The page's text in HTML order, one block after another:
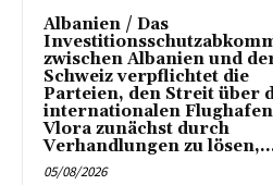
Albanien / Das
zwischen Albanien und
Schweiz verpflichtet die
Parteien, den Streit über
internationalen Flughafen
Vlora zunächst durch
Verhandlungen zu
05/08/2026